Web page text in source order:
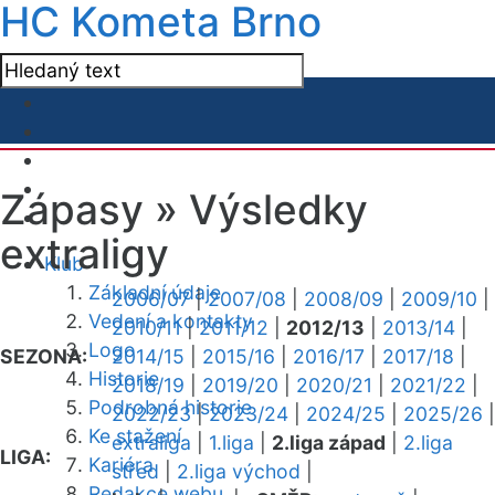
HC Kometa Brno
Klub
Základní údaje
Vedení a kontakty
Logo
Historie
Podrobná historie
Ke stažení
Kariéra
Zápasy » Výsledky
extraligy
SEZONA:
2006/07|2007/08 2008/09 2009/10
2010/11|2011/12 2012/13 2013/14
2014/15
2015/16 2016/17 2017/18
2018/19
2019/20 2020/21 2021/22
2022/23|2023/24 2024/25 2025/26
LIGA:
extraliga 1.liga 2.liga západ
2.liga
střed
2.liga východ